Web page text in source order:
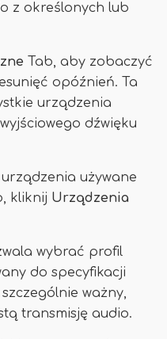
z określonych lub
Tab, aby zobaczyć
opóźnień. Ta
urządzenia
dźwięku
używane
kliknij Urządzenia
wybrać profil
do specyfikacji
ważny,
transmisję audio.